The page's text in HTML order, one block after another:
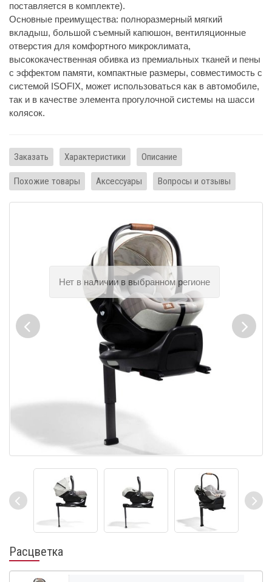
поставляется в комплекте).
Основные преимущества: полноразмерный мягкий
вкладыш, большой съемный капюшон, вентиляционные
отверстия для комфортного микроклимата,
высококачественная обивка из премиальных тканей и пены
с эффектом памяти, компактные размеры, совместимость с
системой ISOFIX, может использоваться как в автомобиле,
так и в качестве элемента прогулочной системы на шасси
колясок.
Заказать Характеристики Описание
Похожие товары Аксессуары Вопросы и отзывы
Расцветка